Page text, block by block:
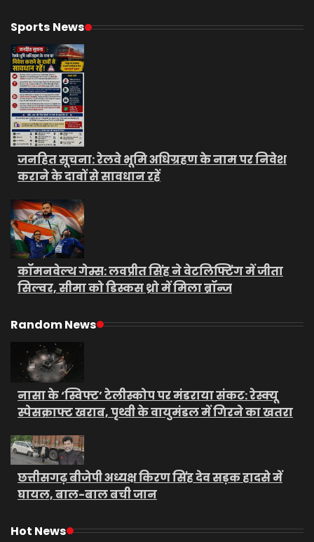
Sports News
जनहित सूचना: रेलवे भूमि अधिग्रहण के नाम पर निवेश
कराने के दावों से सावधान रहें
कॉमनवेल्थ गेम्स: लवप्रीत सिंह ने वेटलिफ्टिंग में जीता
सिल्वर, सीमा को डिस्कस थ्रो में मिला ब्रॉन्ज
Random News
नासा के ‘स्विफ्ट’ टेलीस्कोप पर मंडराया संकट: रेस्क्यू
स्पेसक्राफ्ट खराब, पृथ्वी के वायुमंडल में गिरने का खतरा
छत्तीसगढ़ बीजेपी अध्यक्ष किरण सिंह देव सड़क हादसे में
घायल, बाल-बाल बची जान
Hot News